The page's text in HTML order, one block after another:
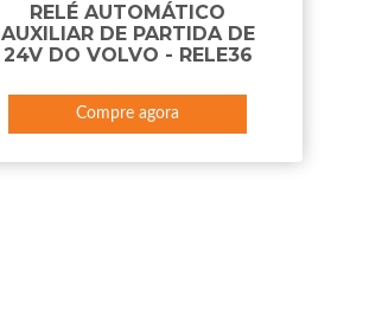
RELÉ AUTOMÁTICO
AUXILIAR DE PARTIDA DE
24V DO VOLVO - RELE36
Compre agora